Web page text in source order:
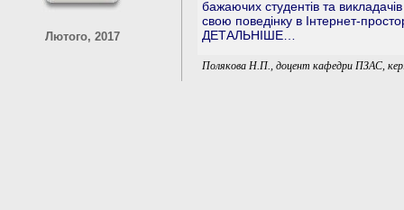
Лютого, 2017
бажаючих студентів та
свою поведінку в Інтернет-
ДЕТАЛЬНІШЕ…
Полякова Н.П., доцент кафедри ПЗАС,